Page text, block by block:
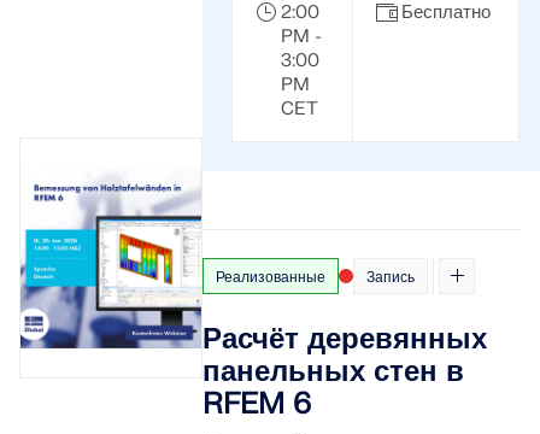
2:00
PM -
3:00
PM
CET
Бесплатно
Реализованные Запись
Расчёт деревянных
панельных стен в
RFEM 6